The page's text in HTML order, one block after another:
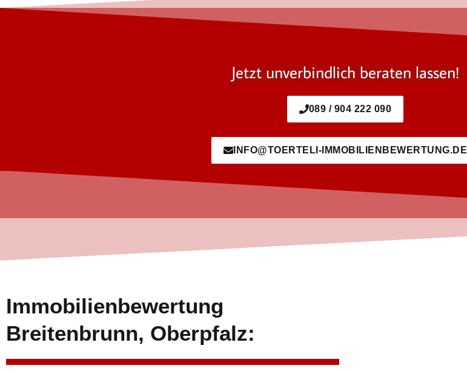
Jetzt unverbindlich beraten lassen!
089 / 904 222 090
INFO@TOERTELI-IMMOBILIENBEWERTUNG.DE
Immobilienbewertung
Breitenbrunn, Oberpfalz: